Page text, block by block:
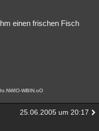
einen frischen Fisch
WBIN.oO
25.06.2005 um 20:17